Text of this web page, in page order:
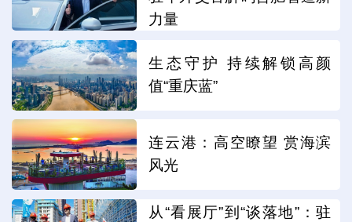
力量
生态守护 持续解锁高颜
值“重庆蓝”
连云港：高空瞭望 赏海滨
风光
从“看展厅”到“谈落地”：驻